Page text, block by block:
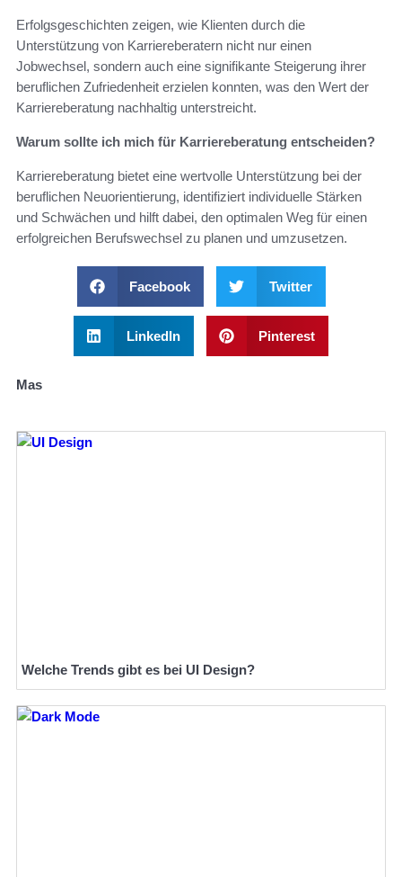
Erfolgsgeschichten zeigen, wie Klienten durch die
Unterstützung von Karriereberatern nicht nur einen
Jobwechsel, sondern auch eine signifikante Steigerung ihrer
beruflichen Zufriedenheit erzielen konnten, was den Wert der
Karriereberatung nachhaltig unterstreicht.
Warum sollte ich mich für Karriereberatung entscheiden?
Karriereberatung bietet eine wertvolle Unterstützung bei der
beruflichen Neuorientierung, identifiziert individuelle Stärken
und Schwächen und hilft dabei, den optimalen Weg für einen
erfolgreichen Berufswechsel zu planen und umzusetzen.
Facebook Twitter
LinkedIn Pinterest
Mas
Welche Trends gibt es bei UI Design?